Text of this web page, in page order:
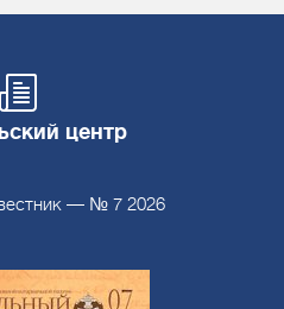
центр
— № 7 2026